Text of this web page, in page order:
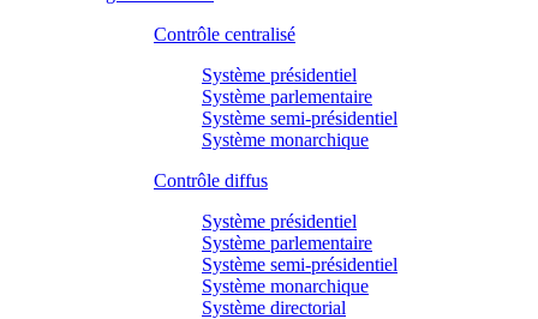
Contrôle centralisé
Système présidentiel
Système parlementaire
Système semi-présidentiel
Système monarchique
Contrôle diffus
Système présidentiel
Système parlementaire
Système semi-présidentiel
Système monarchique
Système directorial